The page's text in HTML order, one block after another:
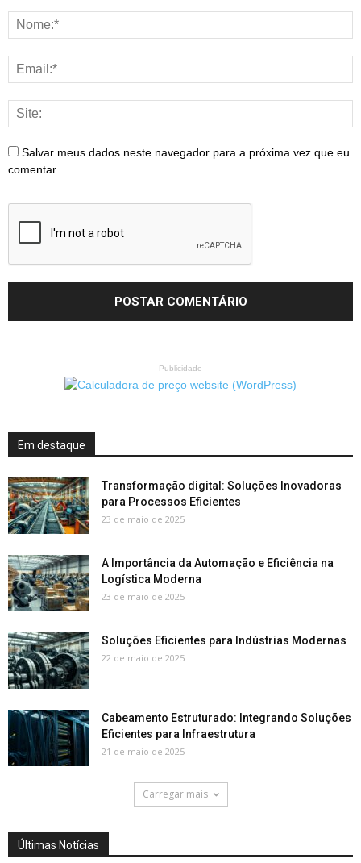
Salvar meus dados neste navegador para a próxima vez que eu
comentar.
- Publicidade -
Em destaque
Transformação digital: Soluções Inovadoras
para Processos Eficientes
23 de maio de 2025
A Importância da Automação e Eficiência na
Logística Moderna
23 de maio de 2025
Soluções Eficientes para Indústrias Modernas
22 de maio de 2025
Cabeamento Estruturado: Integrando Soluções
Eficientes para Infraestrutura
21 de maio de 2025
Carregar mais
Últimas Notícias